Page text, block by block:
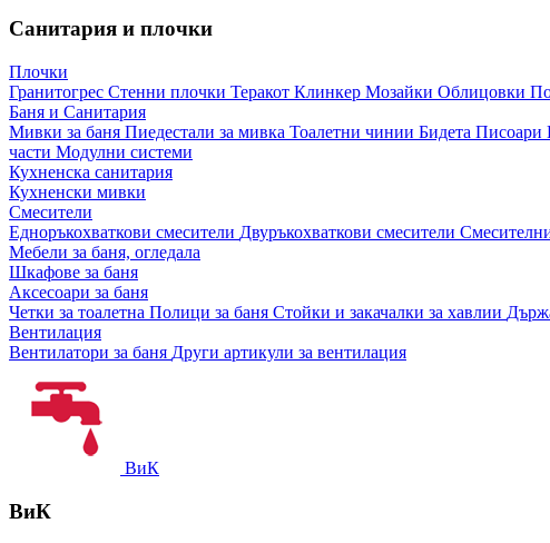
Санитария и плочки
Плочки
Гранитогрес Стенни плочки Теракот Клинкер Мозайки Облицовки
Баня и Санитария
Мивки за баня Пиедестали за мивка Тоалетни чинии Бидета Писоари
части Модулни системи
Кухненска санитария
Кухненски мивки
Смесители
Едноръкохваткови смесители Двуръкохваткови смесители
Мебели за баня, огледала
Шкафове за баня
Аксесоари за баня
Четки за тоалетна Полици за баня Стойки и закачалки за хавлии
Вентилация
Вентилатори за баня Други артикули за вентилация
ВиК
ВиК